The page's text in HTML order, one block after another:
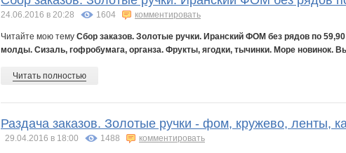
24.06.2016 в 20:28 1604 комментировать
Читайте мою тему Сбор заказов. Золотые ручки. Иранский ФОМ без рядов по
молды. Сизаль, гофробумага, органза. Фрукты, ягодки, тычинки. Море новинок.
Читать полностью
Раздача заказов. Золотые ручки - фом, кружево, ленты,
29.04.2016 в 18:00 1488 комментировать